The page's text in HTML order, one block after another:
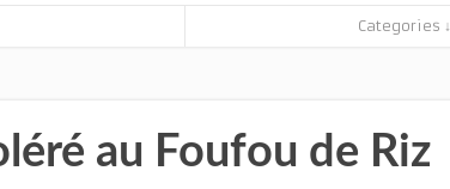
Categories ↓
au Foufou de Riz